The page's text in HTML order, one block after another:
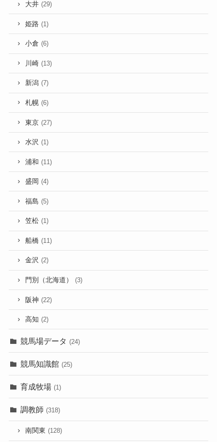
大井 (29)
姫路 (1)
小倉 (6)
川崎 (13)
新潟 (7)
札幌 (6)
東京 (27)
水沢 (1)
浦和 (11)
盛岡 (4)
福島 (5)
笠松 (1)
船橋 (11)
金沢 (2)
門別（北海道） (3)
阪神 (22)
高知 (2)
競馬場データ (24)
競馬知識館 (25)
育成牧場 (1)
調教師 (318)
南関東 (128)